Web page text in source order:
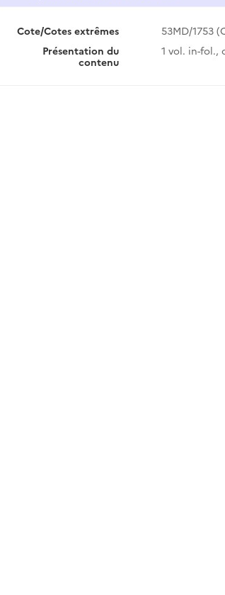
Cote/Cotes extrêmes
53MD/1753
Présentation du
contenu
1 vol. in-fol.,